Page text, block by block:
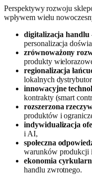
Perspektywy rozwoju
wpływem wielu
digitalizacja handlu
personalizacja
zrównoważony
produkty
regionalizacja
lokalnych
innowacyjne
kontrakty (smart
rozszerzona
produktów i
indywidualizacja
i AI,
społeczna
warunków produkcji
ekonomia
handlu zwrotnego.